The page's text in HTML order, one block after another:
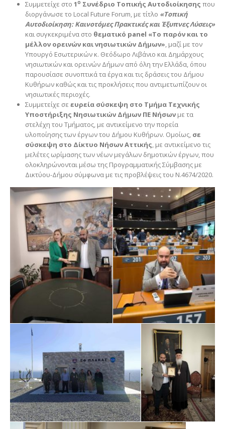
Συμμετείχε στο 1ο Συνέδριο Τοπικής Αυτοδιοίκησης που
διοργάνωσε το Local Future Forum, με τίτλο «Τοπική
Αυτοδιοίκηση: Καινοτόμες Πρακτικές και Έξυπνες Λύσεις»
και συγκεκριμένα στο θεματικό panel «Το παρόν και το
μέλλον ορεινών και νησιωτικών Δήμων», μαζί με τον
Υπουργό Εσωτερικών κ. Θεόδωρο Λιβάνιο και Δημάρχους
νησιωτικών και ορεινών Δήμων από όλη την Ελλάδα, όπου
παρουσίασε συνοπτικά τα έργα και τις δράσεις του Δήμου
Κυθήρων καθώς και τις προκλήσεις που αντιμετωπίζουν οι
νησιωτικές περιοχές.
Συμμετείχε σε ευρεία σύσκεψη στο Τμήμα Τεχνικής
Υποστήριξης Νησιωτικών Δήμων ΠΕ Νήσωνμε τα
στελέχη του Τμήματος, με αντικείμενο την πορεία
υλοποίησης των έργων του Δήμου Κυθήρων. Ομοίως, σε
σύσκεψη στο Δίκτυο Νήσων Αττικής, με αντικείμενο τις
μελέτες ωρίμασης των νέων μεγάλων δημοτικών έργων, που
ολοκληρώνονται μέσω της Προγραμματικής Σύμβασης με
Δικτύου-Δήμου σύμφωνα με τις προβλέψεις του Ν.4674/2020.